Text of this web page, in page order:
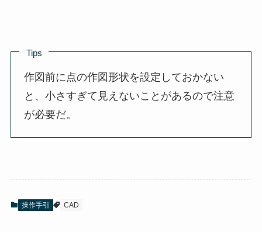
Tips
作図前に点の作図形状を設定しておかない
と、小さすぎて見えないことがあるので注意
が必要だ。
操作手引 CAD